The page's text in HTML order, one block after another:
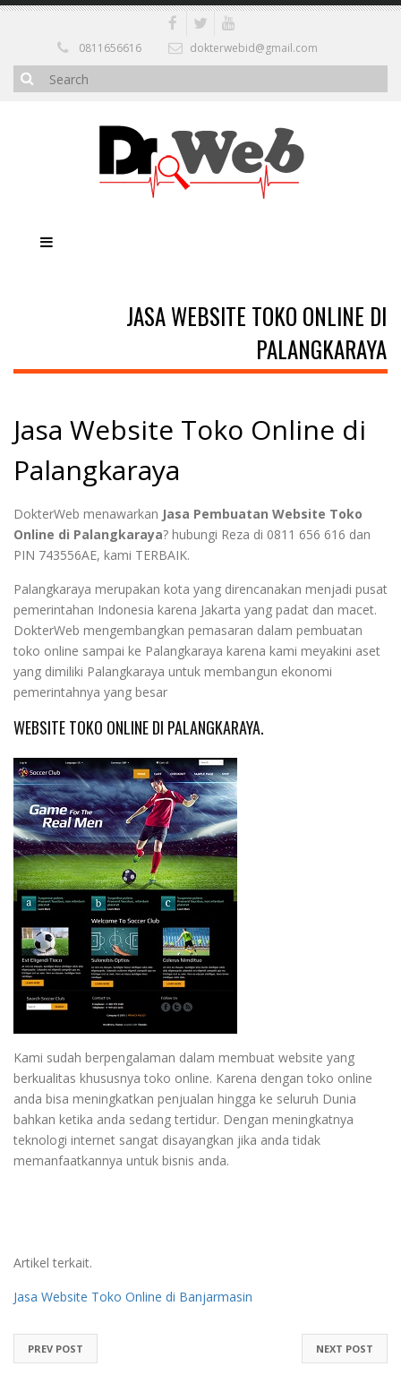
0811656616 dokterwebid@gmail.com
JASA WEBSITE TOKO ONLINE DI
PALANGKARAYA
Jasa Website Toko Online di
Palangkaraya
DokterWeb menawarkan Jasa Pembuatan Website Toko
Online di Palangkaraya? hubungi Reza di 0811 656 616 dan
PIN 743556AE, kami TERBAIK.
Palangkaraya merupakan kota yang direncanakan menjadi pusat
pemerintahan Indonesia karena Jakarta yang padat dan macet.
DokterWeb mengembangkan pemasaran dalam pembuatan
toko online sampai ke Palangkaraya karena kami meyakini aset
yang dimiliki Palangkaraya untuk membangun ekonomi
pemerintahnya yang besar
WEBSITE TOKO ONLINE DI PALANGKARAYA.
Kami sudah berpengalaman dalam membuat website yang
berkualitas khususnya toko online. Karena dengan toko online
anda bisa meningkatkan penjualan hingga ke seluruh Dunia
bahkan ketika anda sedang tertidur. Dengan meningkatnya
teknologi internet sangat disayangkan jika anda tidak
memanfaatkannya untuk bisnis anda.
Artikel terkait.
Jasa Website Toko Online di Banjarmasin
NEXT POST
PREV POST